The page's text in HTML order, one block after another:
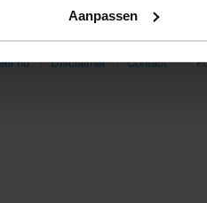
Aanpassen
nu Disclaimer Contact